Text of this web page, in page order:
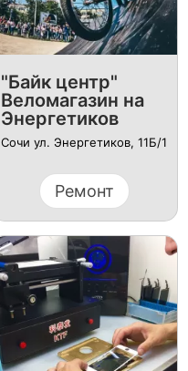
"Байк центр"
Веломагазин на
Энергетиков
Сочи ул. Энергетиков, 11Б/1
Ремонт